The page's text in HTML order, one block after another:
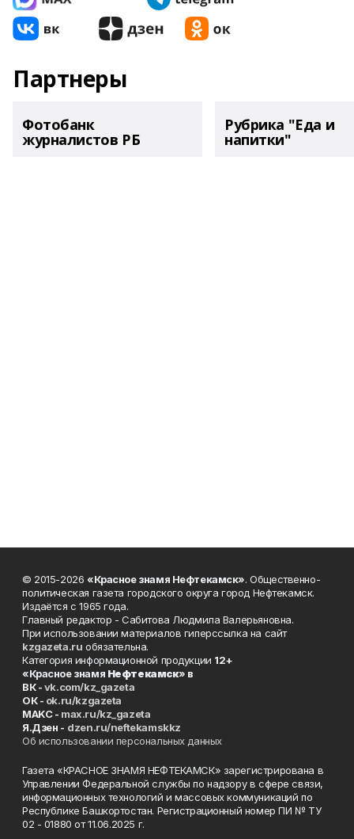
Партнеры
Фотобанк
журналистов РБ
Рубрика "Еда и
напитки"
© 2015-2026 «Красное знамя Нефтекамск». Общественно-
политическая газета городского округа город Нефтекамск.
Издаётся с 1965 года.
Главный редактор - Сабитова Людмила Валерьяновна.
При использовании материалов гиперссылка на сайт
kzgazeta.ru обязательна.
Категория информационной продукции 12+
«Красное знамя Нефтекамск» в
ВК -vk.com/kz_gazeta
ОК - ok.ru/kzgazeta
MAKC - max.ru/kz_gazeta
Я.Дзен - dzen.ru/neftekamskkz
Об использовании персональных данных
Газета «КРАСНОЕ ЗНАМЯ НЕФТЕКАМСК» зарегистрирована в
Управлении Федеральной службы по надзору в сфере связи,
информационных технологий и массовых коммуникаций по
Республике Башкортостан. Регистрационный номер ПИ № ТУ
02 - 01880 от 11.06.2025 г.